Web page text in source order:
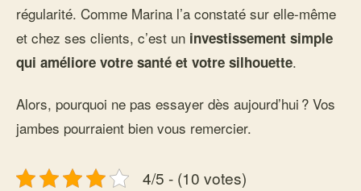
régularité. Comme Marina l’a constaté sur elle-même
et chez ses clients, c’est un investissement simple
qui améliore votre santé et votre silhouette.
Alors, pourquoi ne pas essayer dès aujourd’hui ? Vos
jambes pourraient bien vous remercier.
4/5 - (10 votes)